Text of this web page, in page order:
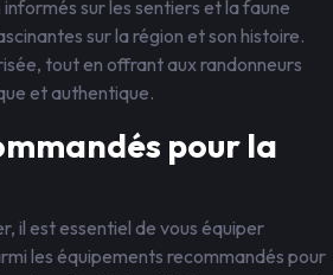
sur les sentiers et la faune
sur la région et son histoire.
tout en offrant aux randonneurs
et authentique.
pour la
il est essentiel de vous équiper
les équipements recommandés pour